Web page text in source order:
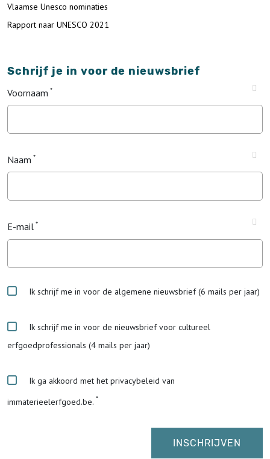
Vlaamse Unesco nominaties
Rapport naar UNESCO 2021
Schrijf je in voor de nieuwsbrief
Voornaam
Naam
E-mail
Ik schrijf me in voor de algemene nieuwsbrief (6 mails per jaar)
Ik schrijf me in voor de nieuwsbrief voor cultureel
erfgoedprofessionals (4 mails per jaar)
Ik ga akkoord met het privacybeleid van
immaterieelerfgoed.be.